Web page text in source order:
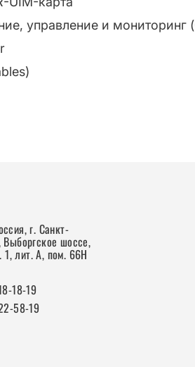
управление и мониторинг
г. Санкт-
Выборгское шоссе,
1, лит. А, пом. 66Н
18-19
58-19